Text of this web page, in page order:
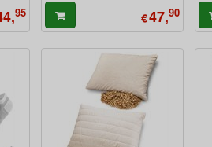
95 €47,90